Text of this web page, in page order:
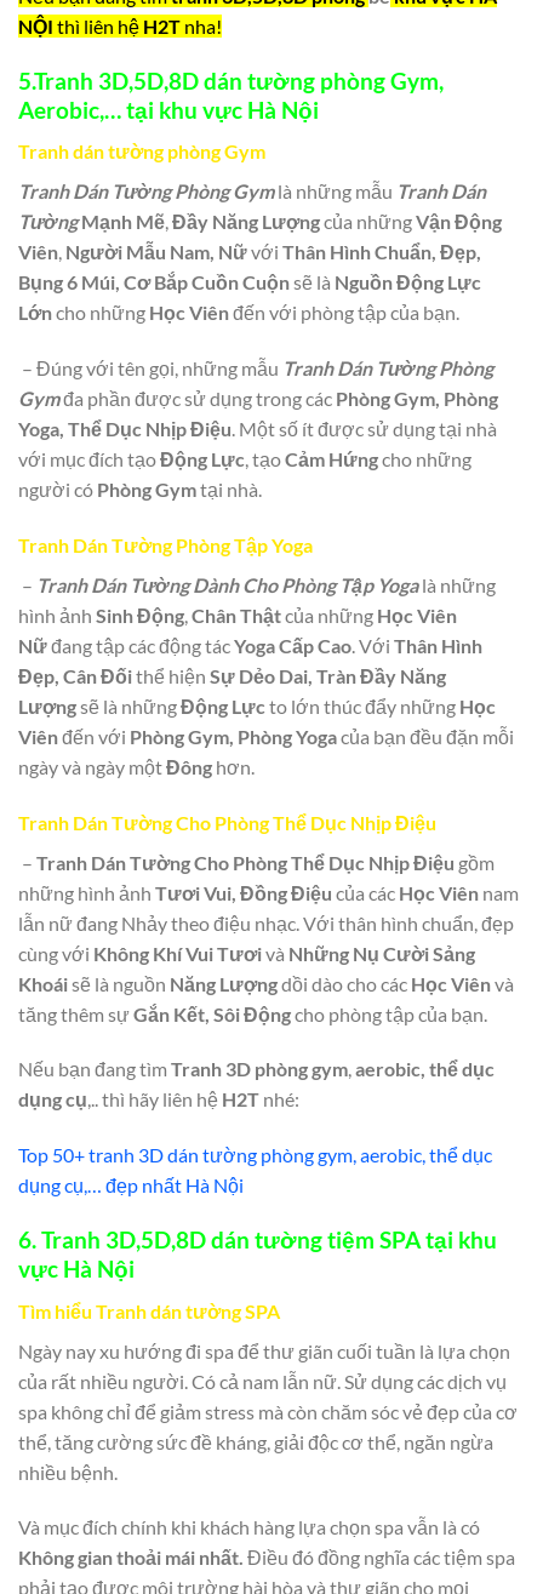
NỘI thì liên hệ H2T nha!
5.Tranh 3D,5D,8D dán tường phòng Gym,
Aerobic,…tại khu vực Hà Nội
Tranh dán tường phòng Gym
Tranh Dán Tường Phòng Gymlà những mẫu Tranh Dán
Tường Mạnh Mẽ,Đầy Năng Lượngcủa nhữngVận Động
Viên, Người Mẫu Nam, Nữvới Thân Hình Chuẩn, Đẹp,
Bụng 6 Múi, Cơ Bắp Cuồn Cuộnsẽ là Nguồn Động Lực
Lớncho những Học Viênđến với phòng tập của bạn.
– Đúng với tên gọi, những mẫu Tranh Dán Tường Phòng
Gymđa phần được sử dụng trong các Phòng Gym, Phòng
Yoga, Thể Dục Nhịp Điệu. Một số ít được sử dụng tại nhà
với mục đích tạoĐộng Lực, tạoCảm Hứngcho những
người có Phòng Gymtại nhà.
Tranh Dán Tường Phòng Tập Yoga
– Tranh Dán Tường Dành Cho Phòng Tập Yogalà những
hình ảnh Sinh Động,Chân Thậtcủa những Học Viên
Nữđang tập các động tácYoga Cấp Cao. Với Thân Hình
Đẹp, Cân Đốithể hiện Sự Dẻo Dai, Tràn Đầy Năng
Lượngsẽ là nhữngĐộng Lựcto lớn thúc đẩy những Học
Viênđến với Phòng Gym, Phòng Yogacủa bạn đều đặn mỗi
ngày và ngày mộtĐông hơn.
Tranh Dán Tường Cho Phòng Thể Dục Nhịp Điệu
– Tranh Dán Tường Cho Phòng Thể Dục Nhịp Điệu gồm
những hình ảnh Tươi Vui, Đồng Điệu của các Học Viên nam
lẫn nữ đang Nhảy theo điệu nhạc. Với thân hình chuẩn, đẹp
cùng với Không Khí Vui Tươivà Những Nụ Cười Sảng
Khoáisẽ là nguồn Năng Lượngdồi dào cho các Học Viênvà
tăng thêm sựGắn Kết, Sôi Độngcho phòng tập của bạn.
Nếu bạn đang tìm Tranh 3D phòng gym,aerobic, thể dục
dụng cụ,.. thì hãy liên hệ H2T nhé:
Top 50+ tranh 3D dán tường phòng gym, aerobic, thể dục
dụng cụ,… đẹp nhất Hà Nội
6. Tranh 3D,5D,8D dán tường tiệm SPAtại khu
vực Hà Nội
Tìm hiểu Tranh dán tường SPA
Ngày nay xu hướng đi spa để thư giãn cuối tuần là lựa chọn
của rất nhiều người. Có cả nam lẫn nữ. Sử dụng các dịch vụ
spa không chỉ để giảm stress mà còn chăm sóc vẻ đẹp của cơ
thể, tăng cường sức đề kháng, giải độc cơ thể, ngăn ngừa
nhiều bệnh.
Và mục đích chính khi khách hàng lựa chọn spa vẫn là có
Không gian thoải mái nhất. Điều đó đồng nghĩa các tiệm spa
phải tạo được môi trường hài hòa và thư giãn cho mọi